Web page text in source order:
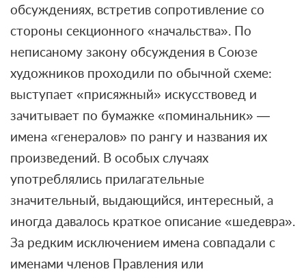
обсуждениях, встретив сопротивление со
стороны секционного «начальства». По
неписаному закону обсуждения в Союзе
художников проходили по обычной схеме:
выступает «присяжный» искусствовед и
зачитывает по бумажке «поминальник» —
имена «генералов» по рангу и названия их
произведений. В особых случаях
употреблялись прилагательные
значительный, выдающийся, интересный, а
иногда давалось краткое описание «шедевра».
За редким исключением имена совпадали с
именами членов Правления или